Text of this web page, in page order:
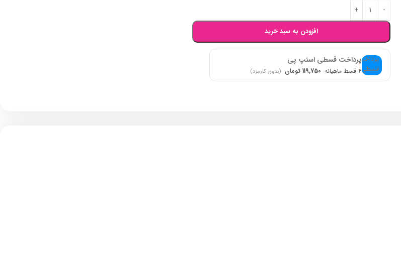
افزودن به سبد خرید
پرداخت قسطی اسنپ پی
۴ قسط ماهیانه 119,750 تومان (بدون کارمزد)